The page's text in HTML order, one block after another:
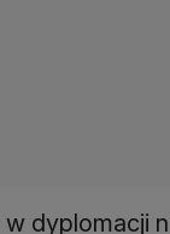
w dyplomacji